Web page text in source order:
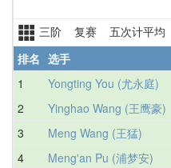
三阶 复赛 五次计平均
排名 选手
1
Yongting You (尤永庭)
2 Yinghao Wang (王鹰豪)
3 Meng Wang (王猛)
4 Meng'an Pu (浦梦安)